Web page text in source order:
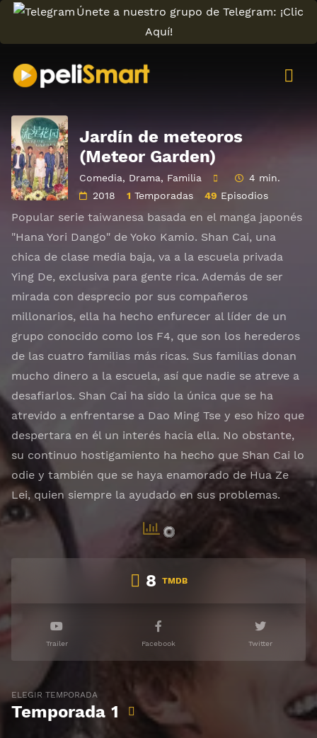
Únete a nuestro grupo de Telegram: ¡Clic
Aquí!
Jardín de meteoros
(Meteor Garden)
Comedia, Drama, Familia
4 min.
2018
1 Temporadas 49 Episodios
Popular serie taiwanesa basada en el manga japonés
"Hana Yori Dango" de Yoko Kamio. Shan Cai, una
chica de clase media baja, va a la escuela privada
Ying De, exclusiva para gente rica. Además de ser
mirada con desprecio por sus compañeros
millonarios, ella ha hecho enfurecer al líder de un
grupo conocido como los F4, que son los herederos
de las cuatro familias más ricas. Sus familias donan
mucho dinero a la escuela, así que nadie se atreve a
desafiarlos. Shan Cai ha sido la única que se ha
atrevido a enfrentarse a Dao Ming Tse y eso hizo que
despertara en él un interés hacia ella. No obstante,
su continuo hostigamiento ha hecho que Shan Cai lo
odie y también que se haya enamorado de Hua Ze
Lei, quien siempre la ayudado en sus problemas.
8 TMDB
Trailer Facebook Twitter
ELEGIR TEMPORADA
Temporada 1